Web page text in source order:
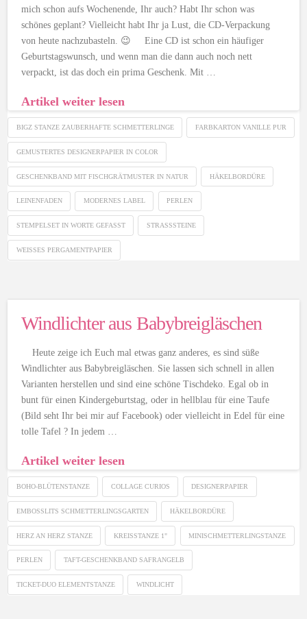
mich schon aufs Wochenende, Ihr auch? Habt Ihr schon was
schönes geplant? Vielleicht habt Ihr ja Lust, die CD-Verpackung
von heute nachzubasteln. 😉 Eine CD ist schon ein häufiger
Geburtstagswunsch, und wenn man die dann auch noch nett
verpackt, ist das doch ein prima Geschenk. Mit …
Artikel weiter lesen
BIGZ STANZE ZAUBERHAFTE SCHMETTERLINGE FARBKARTON VANILLE PUR
GEMUSTERTES DESIGNERPAPIER IN COLOR
GESCHENKBAND MIT FISCHGRÄTMUSTER IN NATUR HÄKELBORDÜRE
LEINENFADEN MODERNES LABEL PERLEN
STEMPELSET IN WORTE GEFASST STRASSSTEINE
WEISSES PERGAMENTPAPIER
Windlichter aus Babybreigläschen
Heute zeige ich Euch mal etwas ganz anderes, es sind süße
Windlichter aus Babybreigläschen. Sie lassen sich schnell in allen
Varianten herstellen und sind eine schöne Tischdeko. Egal ob in
bunt für einen Kindergeburtstag, oder in hellblau für eine Taufe
(Bild seht Ihr bei mir auf Facebook) oder vielleicht in Edel für eine
tolle Tafel ? In jedem …
Artikel weiter lesen
BOHO-BLÜTENSTANZE COLLAGE CURIOS DESIGNERPAPIER
EMBOSSLITS SCHMETTERLINGSGARTEN HÄKELBORDÜRE
HERZ AN HERZ STANZE KREISSTANZE 1" MINISCHMETTERLINGSTANZE
PERLEN TAFT-GESCHENKBAND SAFRANGELB
TICKET-DUO ELEMENTSTANZE WINDLICHT